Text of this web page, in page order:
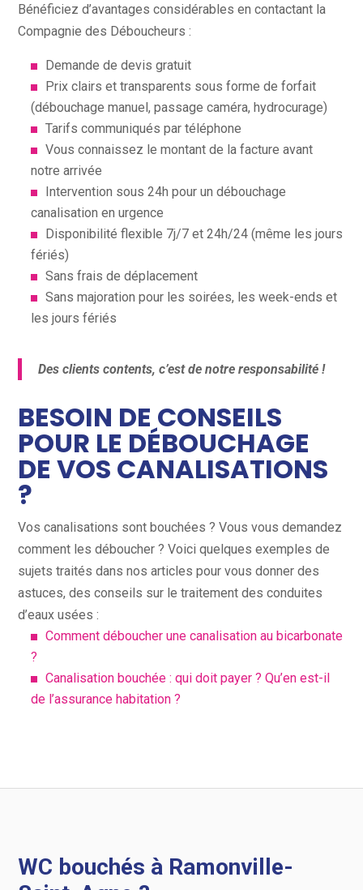
Bénéficiez d’avantages considérables en contactant la
Compagnie des Déboucheurs :
Demande de devis gratuit
Prix clairs et transparents sous forme de forfait
(débouchage manuel, passage caméra, hydrocurage)
Tarifs communiqués par téléphone
Vous connaissez le montant de la facture avant
notre arrivée
Intervention sous 24h pour un débouchage
canalisation en urgence
Disponibilité flexible 7j/7 et 24h/24 (même les jours
fériés)
Sans frais de déplacement
Sans majoration pour les soirées, les week-ends et
les jours fériés
Des clients contents, c’est de notre responsabilité !
BESOIN DE CONSEILS
POUR LE DÉBOUCHAGE
DE VOS CANALISATIONS
?
Vos canalisations sont bouchées ? Vous vous demandez
comment les déboucher ? Voici quelques exemples de
sujets traités dans nos articles pour vous donner des
astuces, des conseils sur le traitement des conduites
d’eaux usées :
Comment déboucher une canalisation au bicarbonate
?
Canalisation bouchée : qui doit payer ? Qu’en est-il
de l’assurance habitation ?
WC bouchés à Ramonville-